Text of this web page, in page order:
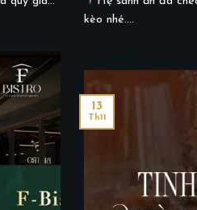
kèo nhé....
13
Th11